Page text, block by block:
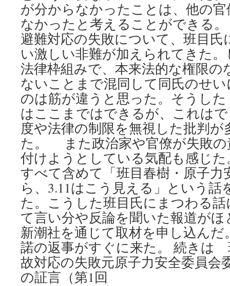
が分からなかったことは、他の
なかったと考えることができる
避難対応の失敗について、班目
い激しい非難が加えられてきた
法律枠組みで、本来法的な権限の
ないことまで混同して同氏のせ
のは筋が違うと思った。そうし
はここまではできるが、これは
度や法律の制限を無視した批判
た。 また政治家や官僚が失敗の
付けようとしている気配も感じ
すべて含めて「班目春樹・原子力
ら、3.11はこう見える」という
た。こうした班目氏にまつわる
て言い分や反論を聞いた報道が
新潮社を通じて取材を申し込ん
諾の返事がすぐに来た。 続きは
故対応の失敗元原子力安全委員会
の証言（第1回